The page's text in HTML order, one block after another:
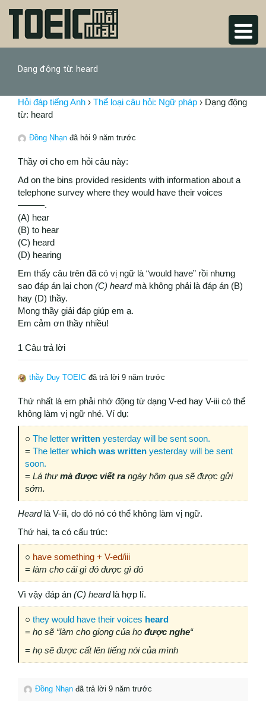
Dạng động từ: heard
Hỏi đáp tiếng Anh › Thể loại câu hỏi: Ngữ pháp › Dạng động
từ: heard
Đồng Nhạn đã hỏi 9 năm trước
Thầy ơi cho em hỏi câu này:
Ad on the bins provided residents with information about a
telephone survey where they would have their voices
———.
(A) hear
(B) to hear
(C) heard
(D) hearing
Em thấy câu trên đã có vị ngữ là “would have” rồi nhưng
sao đáp án lại chọn (C) heardmà không phải là đáp án (B)
hay (D) thầy.
Mong thầy giải đáp giúp em ạ.
Em cảm ơn thầy nhiều!
1 Câu trả lời
thầy Duy TOEIC đã trả lời 9 năm trước
Thứ nhất là em phải nhớ động từ dạng V-ed hay V-iii có thể
không làm vị ngữ nhé. Ví dụ:
○ The letter written yesterday will be sent soon.
= The letter which was written yesterday will be sent
soon.
= Lá thưmà được viết ra ngày hôm qua sẽ được gửi
sớm.
Heardlà V-iii, do đó nó có thể không làm vị ngữ.
Thứ hai, ta có cấu trúc:
○ have something + V-ed/iii
= làm cho cái gì đó được gì đó
Vì vậy đáp án (C) heardlà hợp lí.
○ they would have their voices heard
= họ sẽ “làm cho giọng của họ được nghe“
= họ sẽ được cất lên tiếng nói của mình
Đồng Nhạn đã trả lời 9 năm trước